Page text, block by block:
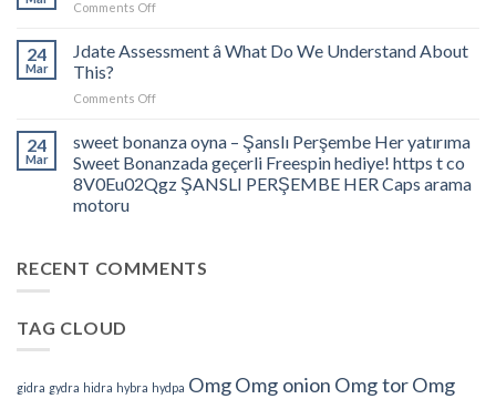
studies)
2020:
zu
Schützen
Comments Offon
24
Mar
Jdate Assessment â What Do We Understand About
This?
Comments Offon
What
Do
This?
24
Mar
sweet bonanza oyna – Şanslı Perşembe Her yatırıma
Sweet Bonanzada geçerli Freespin hediye! https t co
8V0Eu02Qgz ŞANSLI PERŞEMBE HER Caps arama
motoru
RECENT COMMENTS
TAG CLOUD
gidra gydra hidra hybra hydpa OmgOmg onion Omg torOmg